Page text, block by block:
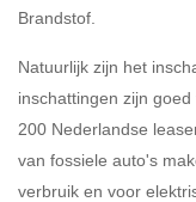
Brandstof.
Natuurlijk zijn het
inschattingen zijn
200 Nederlandse
van fossiele auto's
verbruik en voor